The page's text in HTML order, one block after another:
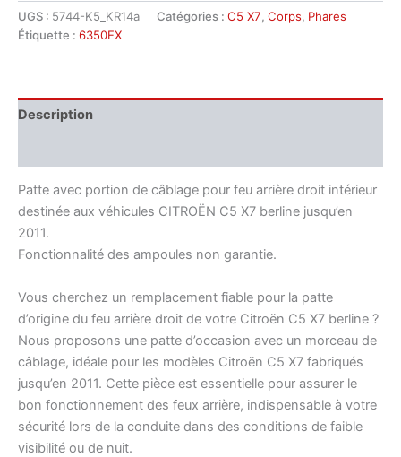
de
fixation
intérieur
berline
6350EX
UGS : 5744-K5_KR14a Catégories : C5 X7, Corps, Phares
Étiquette : 6350EX
Description
Patte avec portion de câblage pour feu arrière droit intérieur
destinée aux véhicules CITROËN C5 X7 berline jusqu’en
2011.
Fonctionnalité des ampoules non garantie.
Vous cherchez un remplacement fiable pour la patte
d’origine du feu arrière droit de votre Citroën C5 X7 berline ?
Nous proposons une patte d’occasion avec un morceau de
câblage, idéale pour les modèles Citroën C5 X7 fabriqués
jusqu’en 2011. Cette pièce est essentielle pour assurer le
bon fonctionnement des feux arrière, indispensable à votre
sécurité lors de la conduite dans des conditions de faible
visibilité ou de nuit.